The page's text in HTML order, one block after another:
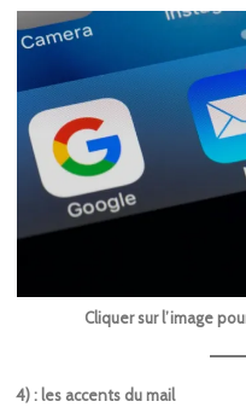
Cliquer sur l’image
4) : les accents du mail